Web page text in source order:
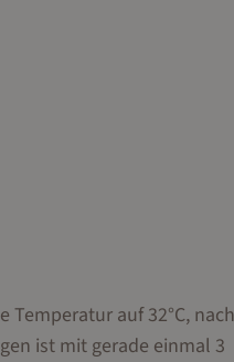
auf 32°C,
ist mit gerade einmal 3